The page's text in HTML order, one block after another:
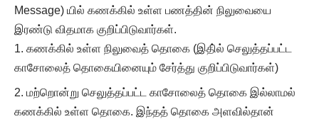
Message) யில் கணக்கில் உள்ள பணத்தின் நிலுவையை
இரண்டு விதமாக குறிப்பிடுவார்கள்.
கணக்கில் உள்ள நிலுவைத் தொகை (இதி்ல் செலுத்தப்பட்ட
காசோலைத் தொகையினையும் சேர்த்து குறிப்பிடுவார்கள்)
மற்றொன்று செலுத்தப்பட்ட காசோலைத் தொகை இல்லாமல்
கணக்கில் உள்ள தொகை. இந்தத் தொகை அளவில்தான்